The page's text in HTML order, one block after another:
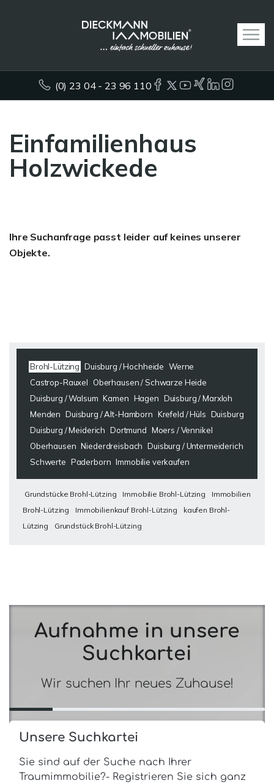
(0) 23 04 - 23 96 110
Einfamilienhaus
Holzwickede
Ihre Suchanfrage passt leider auf keines unserer
Objekte.
Brohl-Lützing Duisburg / Hochheide Werne
Castrop-Rauxel
Oberhausen / Schwarze Heide
Duisburg / Walsum Kamen Hagen Duisburg / Marxloh
Menden Duisburg / Alt-Hamborn Krefeld / Hüls Duisburg
Duisburg / Meiderich Dortmund Moers / Vennikel
Oberhausen Niederdreisbach Duisburg / Untermeiderich
Schwerte Paderborn Immobilie verkaufen
Grundstücke Brohl-Lützing Immobilie Brohl-Lützing
Immobilien
Brohl-Lützing
Immobilienkauf Brohl-Lützing
kaufen Brohl-
Lützing
Grundstück Brohl-Lützing